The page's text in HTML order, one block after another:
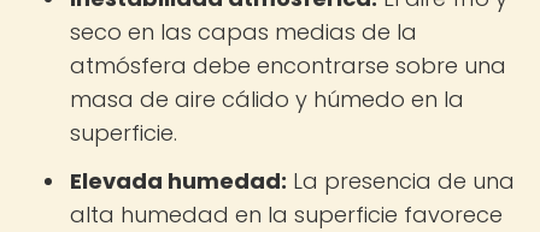
seco en las capas medias de la
atmósfera debe encontrarse sobre una
masa de aire cálido y húmedo en la
superficie.
Elevada humedad: La presencia de una
alta humedad en la superficie favorece